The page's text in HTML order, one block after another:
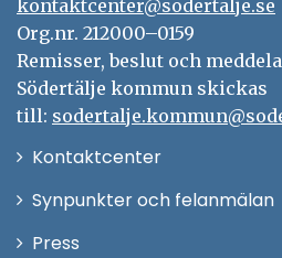
kontaktcenter@sodertalje.se
Org.nr. 212000–0159
Remisser, beslut och
Södertälje kommun skickas
till:
KontaktcenterÖppna
Synpunkter och felanmälan
Press